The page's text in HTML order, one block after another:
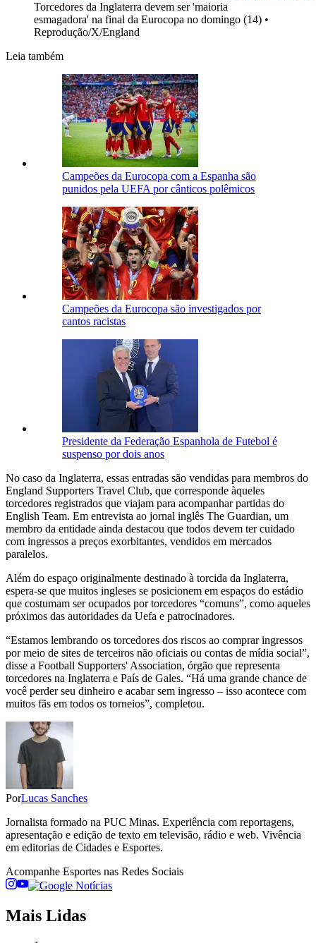
Torcedores da Inglaterra devem ser 'maioria
esmagadora' na final da Eurocopa no domingo (14) •
Reprodução/X/England
Leia também
Campeões da Eurocopa com a Espanha são
punidos pela UEFA por cânticos polêmicos
Campeões da Eurocopa são investigados por
cantos racistas
Presidente da Federação Espanhola de Futebol é
suspenso por dois anos
No caso da Inglaterra, essas entradas são vendidas para membros do
England Supporters Travel Club, que corresponde àqueles
torcedores registrados que viajam para acompanhar partidas do
English Team. Em entrevista ao jornal inglês The Guardian, um
membro da entidade ainda destacou que todos devem ter cuidado
com ingressos a preços exorbitantes, vendidos em mercados
paralelos.
Além do espaço originalmente destinado à torcida da Inglaterra,
espera-se que muitos ingleses se posicionem em espaços do estádio
que costumam ser ocupados por torcedores “comuns”, como aqueles
próximos das autoridades da Uefa e patrocinadores.
“Estamos lembrando os torcedores dos riscos ao comprar ingressos
por meio de sites de terceiros não oficiais ou contas de mídia social”,
disse a Football Supporters' Association, órgão que representa
torcedores na Inglaterra e País de Gales. “Há uma grande chance de
você perder seu dinheiro e acabar sem ingresso – isso acontece com
muitos fãs em todos os torneios”, completou.
PorLucas Sanches
Jornalista formado na PUC Minas. Experiência com reportagens,
apresentação e edição de texto em televisão, rádio e web. Vivência
em editorias de Cidades e Esportes.
Acompanhe Esportes nas Redes Sociais
Mais Lidas